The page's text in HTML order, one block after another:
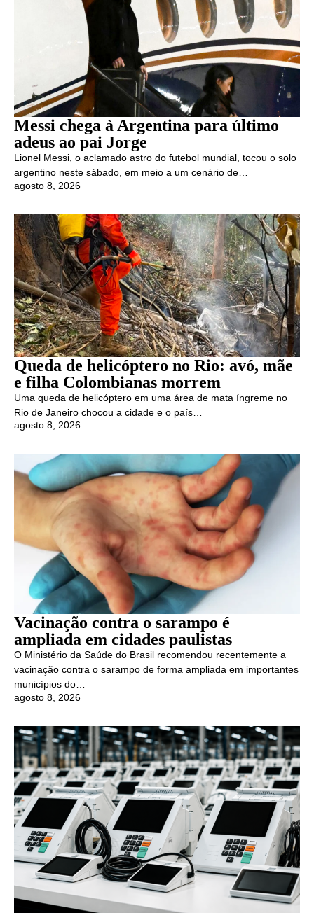
Messi chega à Argentina para último
adeus ao pai Jorge
Lionel Messi, o aclamado astro do futebol mundial, tocou o solo
argentino neste sábado, em meio a um cenário de…
agosto 8, 2026
Queda de helicóptero no Rio: avó, mãe
e filha Colombianas morrem
Uma queda de helicóptero em uma área de mata íngreme no
Rio de Janeiro chocou a cidade e o país…
agosto 8, 2026
Vacinação contra o sarampo é
ampliada em cidades paulistas
O Ministério da Saúde do Brasil recomendou recentemente a
vacinação contra o sarampo de forma ampliada em importantes
municípios do…
agosto 8, 2026